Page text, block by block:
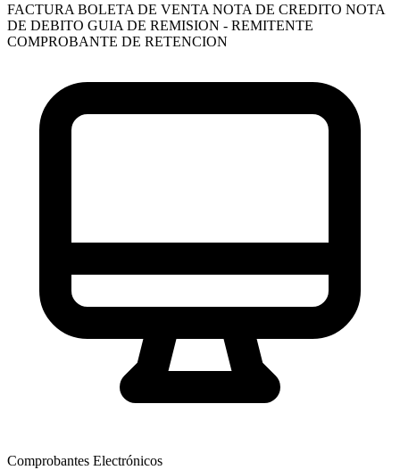
FACTURA BOLETA DE VENTA NOTA DE CREDITO NOTA
DE DEBITO GUIA DE REMISION - REMITENTE
COMPROBANTE DE RETENCION
Comprobantes Electrónicos